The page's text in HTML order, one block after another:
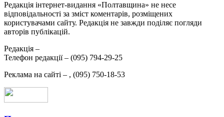
Редакція інтернет-видання «Полтавщина» не несе
відповідальності за зміст коментарів, розміщених
користувачами сайту. Редакція не завжди поділяє погляди
авторів публікацій.
Редакція –
Телефон редакції – (095) 794-29-25
Реклама на сайті – , (095) 750-18-53